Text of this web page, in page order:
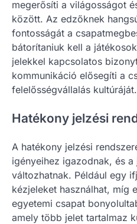
megerősíti a világosságot
között. Az edzőknek
fontosságát a
bátorítaniuk kell a
jelekkel kapcsolatos
kommunikáció elősegíti a
felelősségvállalás kultúráját.
Hatékony jelzési
A hatékony jelzési
igényeihez igazodnak, és
változhatnak. Például egy
kézjeleket használhat, míg
egyetemi csapat
amely több jelet tartalmaz